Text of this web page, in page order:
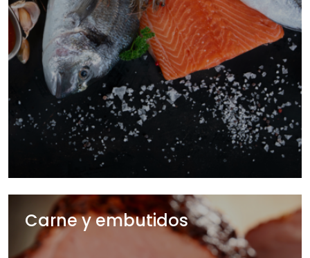
Carne y embutidos